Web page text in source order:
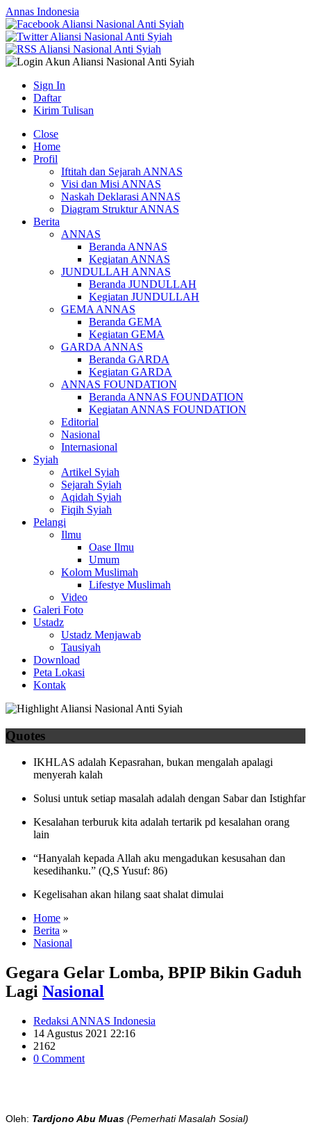
Annas Indonesia
Sign In
Daftar
Kirim Tulisan
Close
Home
Profil
Iftitah dan Sejarah ANNAS
Visi dan Misi ANNAS
Naskah Deklarasi ANNAS
Diagram Struktur ANNAS
Berita
ANNAS
Beranda ANNAS
Kegiatan ANNAS
JUNDULLAH ANNAS
Beranda JUNDULLAH
Kegiatan JUNDULLAH
GEMA ANNAS
Beranda GEMA
Kegiatan GEMA
GARDA ANNAS
Beranda GARDA
Kegiatan GARDA
ANNAS FOUNDATION
Beranda ANNAS FOUNDATION
Kegiatan ANNAS FOUNDATION
Editorial
Nasional
Internasional
Syiah
Artikel Syiah
Sejarah Syiah
Aqidah Syiah
Fiqih Syiah
Pelangi
Ilmu
Oase Ilmu
Umum
Kolom Muslimah
Lifestye Muslimah
Video
Galeri Foto
Ustadz
Ustadz Menjawab
Tausiyah
Download
Peta Lokasi
Kontak
Quotes
IKHLAS adalah Kepasrahan, bukan mengalah apalagi
menyerah kalah
Solusi untuk setiap masalah adalah dengan Sabar dan Istighfar
Kesalahan terburuk kita adalah tertarik pd kesalahan orang
lain
“Hanyalah kepada Allah aku mengadukan kesusahan dan
kesedihanku.” (Q,S Yusuf: 86)
Kegelisahan akan hilang saat shalat dimulai
Home »
Berita »
Nasional
Gegara Gelar Lomba, BPIP Bikin Gaduh
Lagi Nasional
Redaksi ANNAS Indonesia
14 Agustus 2021 22:16
2162
0 Comment
Oleh: Tardjono Abu Muas (Pemerhati Masalah Sosial)